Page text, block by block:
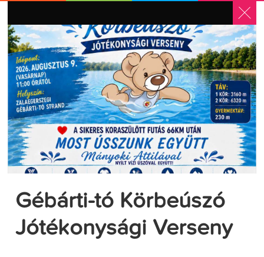
Gébárti-tó Körbeúszó
Jótékonysági Verseny